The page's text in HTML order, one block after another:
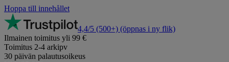
Hoppa till innehållet
4,4/5 (500+) (öppnas i ny flik)
Ilmainen toimitus yli 99 €
Toimitus 2-4 arkipv
30 päivän palautusoikeus